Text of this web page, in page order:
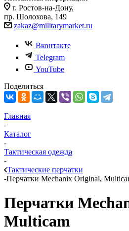
г. Ростов-на-Дону,
пр. Шолохова, 149
zakaz@militarymarket.ru
Вконтакте
Telegram
YouTube
Поделиться
Главная
-
Каталог
-
Тактическая одежда
-
Тактические перчатки
-Перчатки Mechanix Original,
Перчатки
Multicam